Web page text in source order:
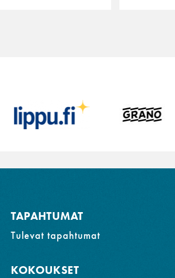
TAPAHTUMAT
Tulevat tapahtumat
KOKOUKSET